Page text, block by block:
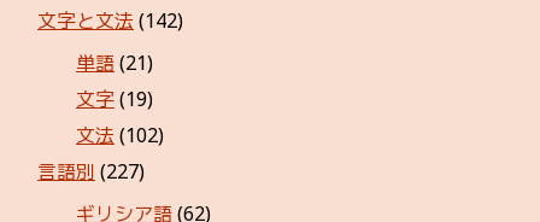
文字と文法 (142)
単語(21)
文字(19)
文法 (102)
言語別 (227)
ギリシア語(62)